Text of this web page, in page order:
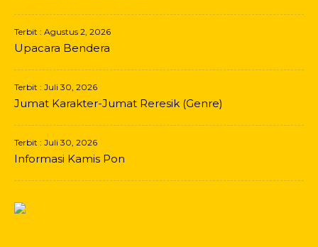
Terbit : Agustus 2, 2026
Upacara Bendera
Terbit : Juli 30, 2026
Jumat Karakter-Jumat Reresik (Genre)
Terbit : Juli 30, 2026
Informasi Kamis Pon